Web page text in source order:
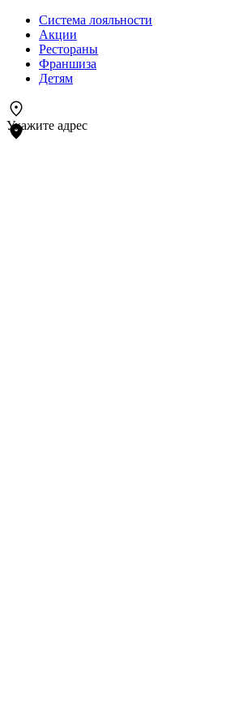
Система лояльности
Акции
Рестораны
Франшиза
Детям
Укажите адрес